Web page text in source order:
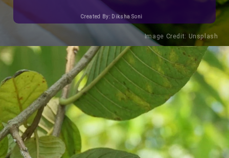
Created By: Diksha Soni
Image Credit: Unsplash